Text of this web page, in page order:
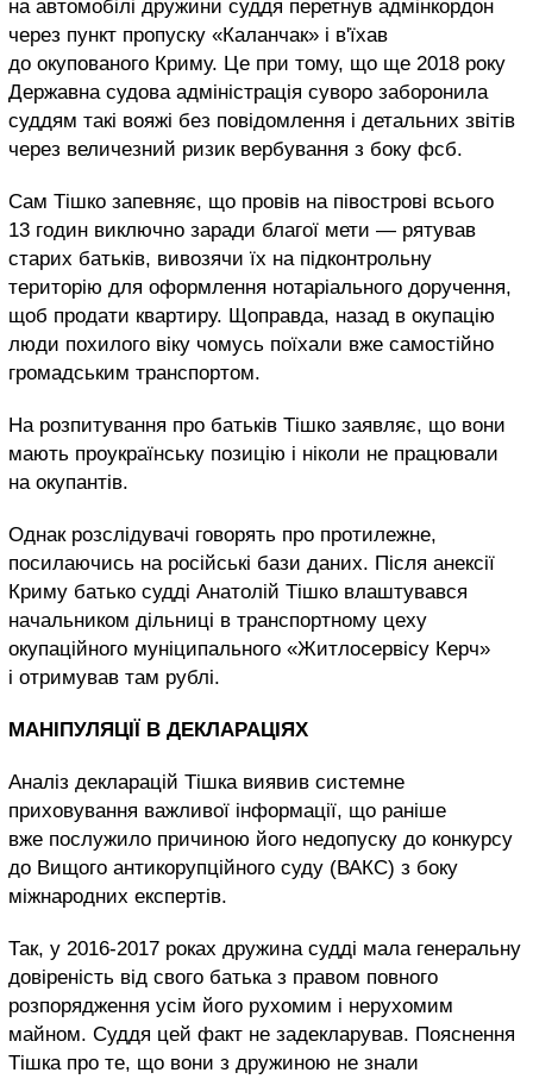
на автомобілі дружини суддя перетнув адмінкордон
через пункт пропуску «Каланчак» і в'їхав
до окупованого Криму. Це при тому, що ще 2018 року
Державна судова адміністрація суворо заборонила
суддям такі вояжі без повідомлення і детальних звітів
через величезний ризик вербування з боку фсб.
Сам Тішко запевняє, що провів на півострові всього
13 годин виключно заради благої мети — рятував
старих батьків, вивозячи їх на підконтрольну
територію для оформлення нотаріального доручення,
щоб продати квартиру. Щоправда, назад в окупацію
люди похилого віку чомусь поїхали вже самостійно
громадським транспортом.
На розпитування про батьків Тішко заявляє, що вони
мають проукраїнську позицію і ніколи не працювали
на окупантів.
Однак розслідувачі говорять про протилежне,
посилаючись на російські бази даних. Після анексії
Криму батько судді Анатолій Тішко влаштувався
начальником дільниці в транспортному цеху
окупаційного муніципального «Житлосервісу Керч»
і отримував там рублі.
МАНІПУЛЯЦІЇ В ДЕКЛАРАЦІЯХ
Аналіз декларацій Тішка виявив системне
приховування важливої інформації, що раніше
вже послужило причиною його недопуску до конкурсу
до Вищого антикорупційного суду (ВАКС) з боку
міжнародних експертів.
Так, у 2016-2017 роках дружина судді мала генеральну
довіреність від свого батька з правом повного
розпорядження усім його рухомим і нерухомим
майном. Суддя цей факт не задекларував. Пояснення
Тішка про те, що вони з дружиною не знали